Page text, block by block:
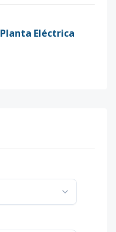
Planta Eléctrica